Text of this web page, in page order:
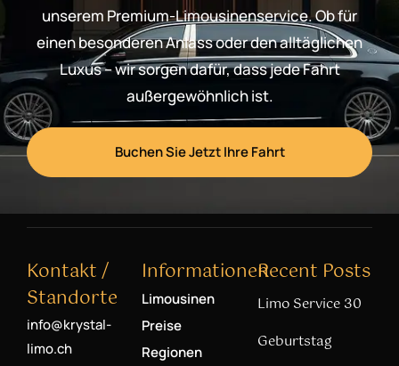
unserem Premium-Limousinenservice. Ob für
einen besonderen Anlass oder den alltäglichen
Luxus – wir sorgen dafür, dass jede Fahrt
außergewöhnlich ist.
Buchen Sie Jetzt Ihre Fahrt
Kontakt /
Standorte
info@krystal-
limo.ch
Informationen
Limousinen
Preise
Regionen
Recent Posts
Limo Service 30
Geburtstag